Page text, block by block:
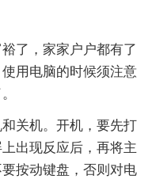
了，家家户户都有了
用电脑的时候须注意
关机。开机，要先打
出现反应后，再将主
按动键盘，否则对电